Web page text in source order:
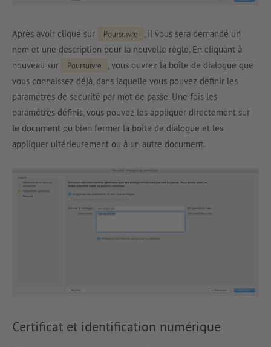
Après avoir cliqué sur Poursuivre
, il vous sera demandé un
nom et une description pour la nouvelle règle. En cliquant à
nouveau sur
Poursuivre
, vous ouvrez la boîte de dialogue que
vous connaissez déjà, dans laquelle vous pouvez définir les
paramètres de sécurité par mot de passe. Une fois les
paramètres définis, vous pouvez les appliquer directement sur
le document ou bien fermer la boîte de dialogue et les
appliquer ultérieurement ou à un autre document.
Certificat et identification numérique